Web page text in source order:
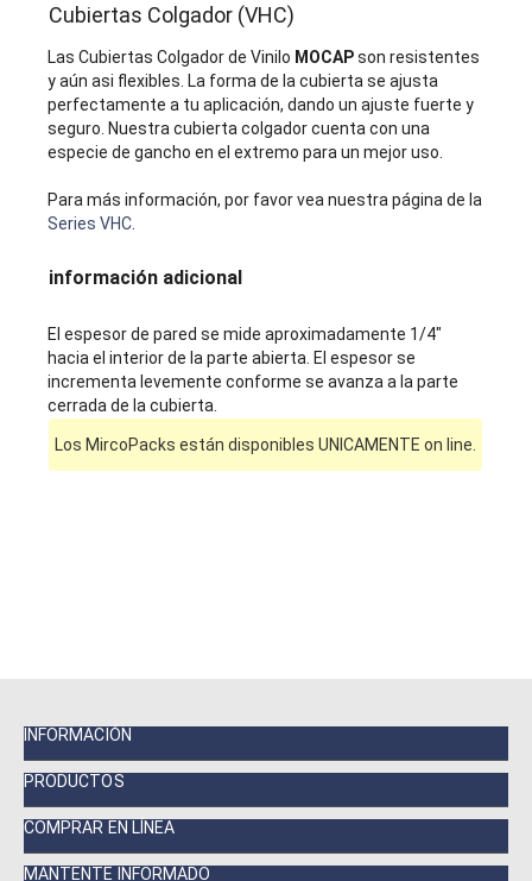
Cubiertas Colgador (VHC)
Las Cubiertas Colgador de Vinilo MOCAPson resistentes
y aún asi flexibles. La forma de la cubierta se ajusta
perfectamente a tu aplicación, dando un ajuste fuerte y
seguro. Nuestra cubierta colgador cuenta con una
especie de gancho en el extremo para un mejor uso.
Para más información, por favor vea nuestra página de la
Series VHC
información adicional
El espesor de pared se mide aproximadamente 1/4"
hacia el interior de la parte abierta. El espesor se
incrementa levemente conforme se avanza a la parte
cerrada de la cubierta.
Los MircoPacks están disponibles UNICAMENTE on line.
INFORMACIÓN
PRODUCTOS
COMPRAR EN LÍNEA
MANTENTE INFORMADO